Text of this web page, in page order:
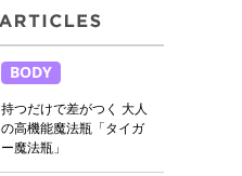
BODY
持つだけで差がつく 大人
の高機能魔法瓶「タイガ
ー魔法瓶」